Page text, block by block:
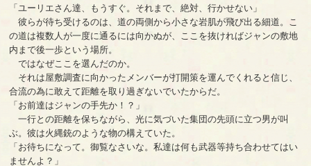
「ユーリエさん達、もうすぐ。それまで、絶対、行かせない」
彼らが待ち受けるのは、道の両側から小さな岩肌が飛び出る細道。こ
の道は複数人が一度に通るには向かぬが、ここを抜ければジャンの敷地
内まで後一歩という場所。
ではなぜここを選んだのか。
それは屋敷調査に向かったメンバーが打開策を運んでくれると信じ、
合流の為に敢えて距離を取り過ぎないでいたからだ。
「お前達はジャンの手先か！？」
一行との距離を保ちながら、光に気づいた集団の先頭に立つ男が叫
ぶ。彼は火縄銃のような物の構えていた。
「お待ちになって。御覧なさいな。私達は何も武器等持ち合わせてはい
ませんよ？」